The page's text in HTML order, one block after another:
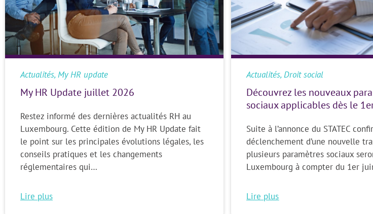
Actualités,My HR update
My HR Update juillet 2026
Restez informé des dernières actualités RH au
Luxembourg. Cette édition de My HR Update fait
le point sur les principales évolutions légales, les
conseils pratiques et les changements
réglementaires qui…
Lire plus
Actualités,Droit social
Découvrez les nouveaux
sociaux applicables dès le
Suite à l’annonce du STATEC
déclenchement d’une nouvelle
plusieurs paramètres sociaux
Luxembourg à compter du 1er
Lire plus